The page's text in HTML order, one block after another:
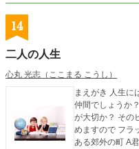
14
二人の人生
心丸 光志（ここまる こうし）
まえがき 人生には何が大切なのでしょう 勉強でしょうか？
仲間でしょうか？ お金でしょうか？ この物語は 人生には何
が大切か？ そのヒントが隠されているおはなしです すぐに読
めますので フラットな気持ちでお読み頂ければと思います と
ある郊外の町 A君とB君は幼稚園の頃から友達でした A君とB